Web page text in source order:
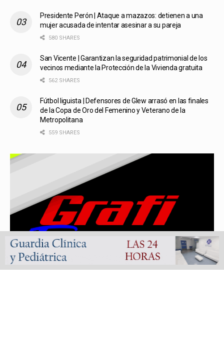
Presidente Perón | Ataque a mazazos: detienen a una
mujer acusada de intentar asesinar a su pareja
580 SHARES
San Vicente | Garantizan la seguridad patrimonial de los
vecinos mediante la Protección de la Vivienda gratuita
562 SHARES
Fútbol liguista | Defensores de Glew arrasó en las finales
de la Copa de Oro del Femenino y Veterano de la
Metropolitana
559 SHARES